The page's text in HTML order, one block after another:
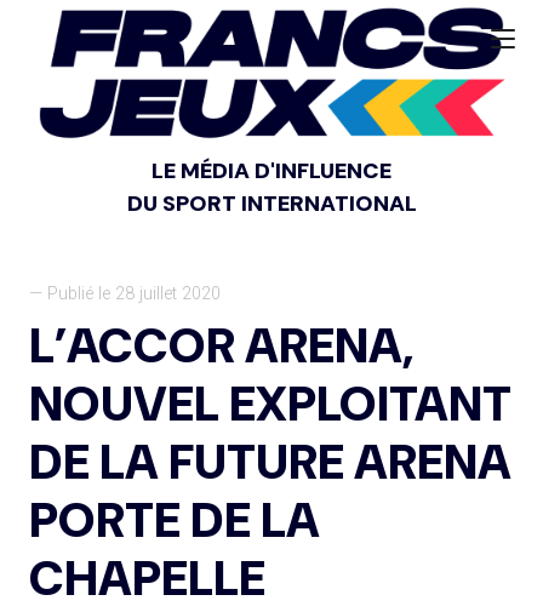
LE MÉDIA D'INFLUENCE
DU SPORT INTERNATIONAL
— Publié le 28 juillet 2020
L’ACCOR ARENA,
NOUVEL EXPLOITANT
DE LA FUTURE ARENA
PORTE DE LA
CHAPELLE